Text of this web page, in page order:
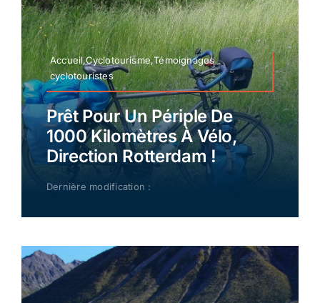
Accueil,Cyclotourisme,Témoignages
cyclotouristes
Prêt Pour Un Périple De
1000 Kilomètres À Vélo,
Direction Rotterdam !
Dernière modification :